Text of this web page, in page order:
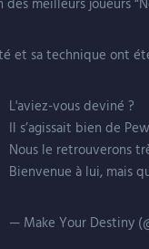
et sa technique ont
L'aviez-vous deviné ?
Il s’agissait bien de
Nous le retrouverons
Bienvenue à lui, mais
— Make Your Destiny